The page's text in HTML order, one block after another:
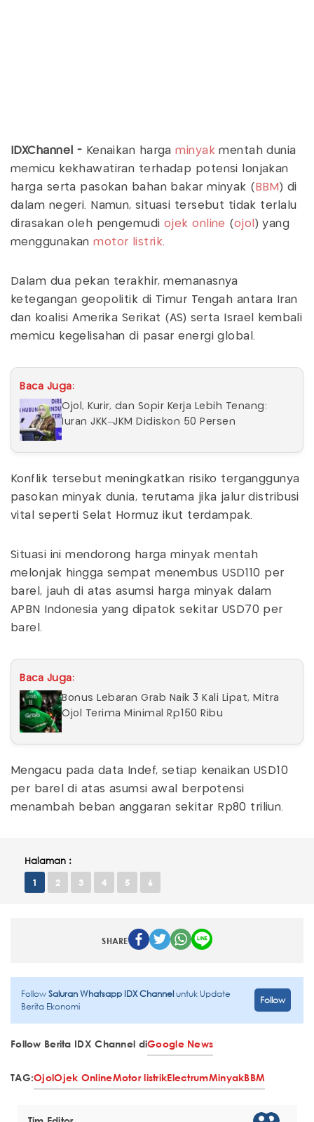
IDXChannel - Kenaikan hargaminyakmentah dunia
memicu kekhawatiran terhadap potensi lonjakan
harga serta pasokan bahan bakar minyak ( BBM ) di
dalam negeri. Namun, situasi tersebut tidak terlalu
dirasakan oleh pengemudiojek online (ojol ) yang
menggunakanmotor listrik.
Dalam dua pekan terakhir, memanasnya
ketegangan geopolitik di Timur Tengah antara Iran
dan koalisi Amerika Serikat (AS) serta Israel kembali
memicu kegelisahan di pasar energi global.
Baca Juga:
Ojol, Kurir, dan Sopir Kerja Lebih Tenang:
Iuran JKK–JKM Didiskon 50 Persen
Konflik tersebut meningkatkan risiko terganggunya
pasokan minyak dunia, terutama jika jalur distribusi
vital seperti Selat Hormuz ikut terdampak.
Situasi ini mendorong harga minyak mentah
melonjak hingga sempat menembus USD110 per
barel, jauh di atas asumsi harga minyak dalam
APBN Indonesia yang dipatok sekitar USD70 per
barel.
Baca Juga:
Bonus Lebaran Grab Naik 3 Kali Lipat, Mitra
Ojol Terima Minimal Rp150 Ribu
Mengacu pada data Indef, setiap kenaikan USD10
per barel di atas asumsi awal berpotensi
menambah beban anggaran sekitar Rp80 triliun.
Halaman :
1 2 3 4 5 6
SHARE
FollowSaluran Whatsapp IDX Channeluntuk Update
Berita Ekonomi
Follow
Follow Berita IDX Channel diGoogle News
TAG:OjolOjek OnlineMotor listrikElectrumMinyakBBM